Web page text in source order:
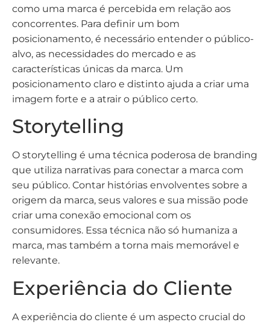
como uma marca é percebida em relação aos
concorrentes. Para definir um bom
posicionamento, é necessário entender o público-
alvo, as necessidades do mercado e as
características únicas da marca. Um
posicionamento claro e distinto ajuda a criar uma
imagem forte e a atrair o público certo.
Storytelling
O storytelling é uma técnica poderosa de branding
que utiliza narrativas para conectar a marca com
seu público. Contar histórias envolventes sobre a
origem da marca, seus valores e sua missão pode
criar uma conexão emocional com os
consumidores. Essa técnica não só humaniza a
marca, mas também a torna mais memorável e
relevante.
Experiência do Cliente
A experiência do cliente é um aspecto crucial do